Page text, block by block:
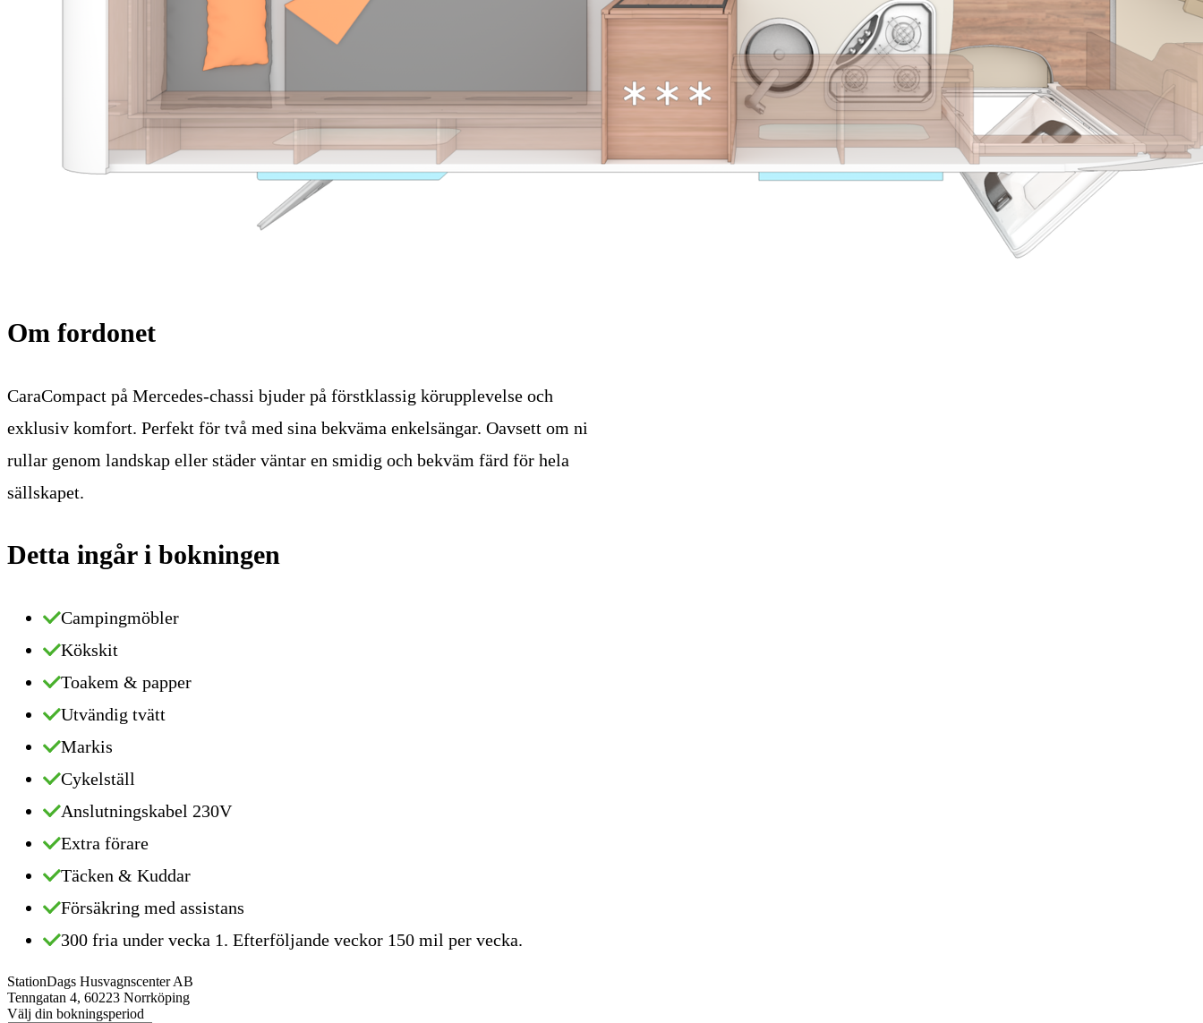
Om fordonet
CaraCompact på Mercedes-chassi bjuder på förstklassig körupplevelse och
exklusiv komfort. Perfekt för två med sina bekväma enkelsängar. Oavsett om ni
rullar genom landskap eller städer väntar en smidig och bekväm färd för hela
sällskapet.
Detta ingår i bokningen
Campingmöbler
Kökskit
Toakem & papper
Utvändig tvätt
Markis
Cykelställ
Anslutningskabel 230V
Extra förare
Täcken & Kuddar
Försäkring med assistans
300 fria under vecka 1. Efterföljande veckor 150 mil per vecka.
StationDags Husvagnscenter AB
Tenngatan 4, 60223 Norrköping
Välj din bokningsperiod